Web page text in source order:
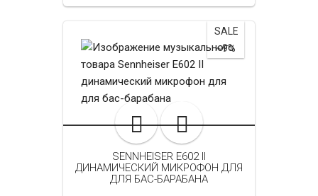
SALE
~9%
SENNHEISER E602 II
ДИНАМИЧЕСКИЙ МИКРОФОН ДЛЯ
ДЛЯ БАС-БАРАБАНА